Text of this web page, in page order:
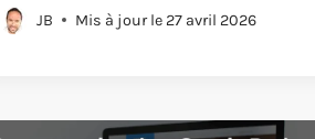
JB Mis à jour le 27 avril 2026